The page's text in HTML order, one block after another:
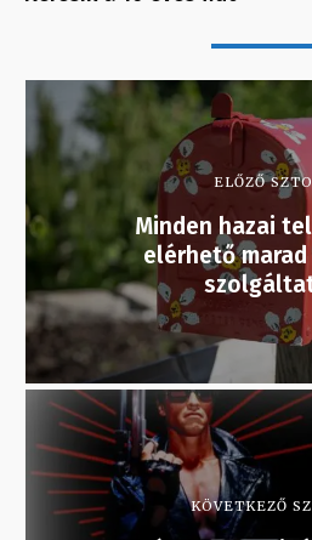
ELŐZŐ
Minden hazai
elérhető
KÖVETKEZŐ